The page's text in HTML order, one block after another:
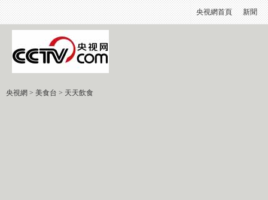
央視網首頁 新聞
央視網 > 美食台 > 天天飲食